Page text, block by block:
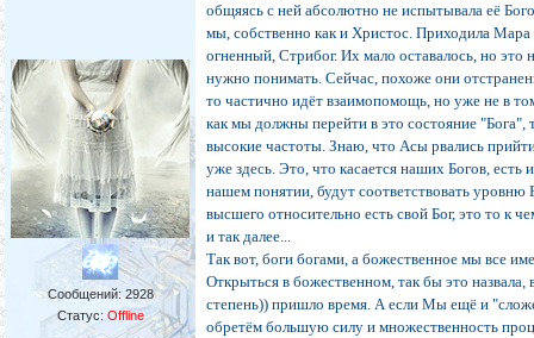
Сообщений: 2928
Статус: Offline
общяясь с ней абсолютно не испытывала её
мы, собственно как и Христос. Приходила
огненный, Стрибог. Их мало оставалось, но это
нужно понимать. Сейчас, похоже они
то частично идёт взаимопомощь, но уже не в
как мы должны перейти в это состояние "Бога",
высокие частоты. Знаю, что Асы рвались
уже здесь. Это, что касается наших Богов, есть
нашем понятии, будут соответствовать уровню
высшего относительно есть свой Бог, это то к
и так далее...
Так вот, боги богами, а божественное мы все
Открыться в божественном, так бы это назвала,
степень)) пришло время. А если Мы ещё и
обретём большую силу и множественность